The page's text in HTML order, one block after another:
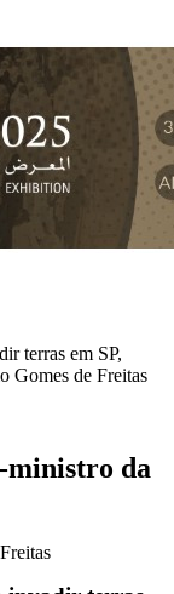
terras em SP,
Gomes de Freitas
ministro da